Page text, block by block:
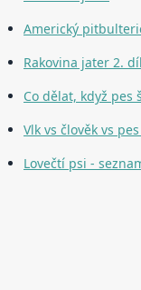
Americký
Rakovina jater 2. díl
Co dělat, když pes
Vlk vs člověk vs
Lovečtí psi -